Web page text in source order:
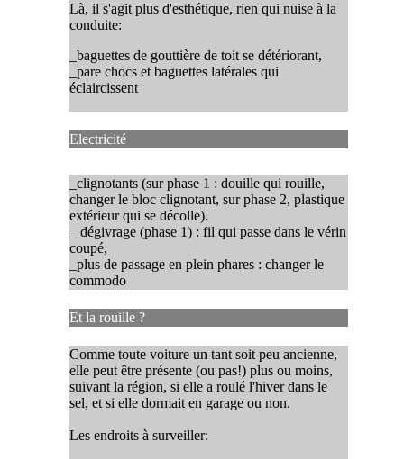
Là, il s'agit plus d'esthétique, rien qui nuise à la
conduite:
_baguettes de gouttière de toit se détériorant,
_pare chocs et baguettes latérales qui
éclaircissent
Electricité
_clignotants (sur phase 1 : douille qui rouille,
changer le bloc clignotant, sur phase 2, plastique
extérieur qui se décolle).
_ dégivrage (phase 1) : fil qui passe dans le vérin
coupé,
_plus de passage en plein phares : changer le
commodo
Et la rouille ?
Comme toute voiture un tant soit peu ancienne,
elle peut être présente (ou pas!) plus ou moins,
suivant la région, si elle a roulé l'hiver dans le
sel, et si elle dormait en garage ou non.
Les endroits à surveiller: